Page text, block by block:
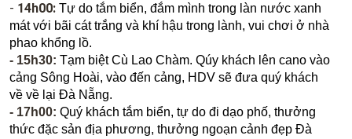
- 14h00: Tự do tắm biển, đắm mình trong làn nước xanh
mát với bãi cát trắng và khí hậu trong lành, vui chơi ở nhà
phao khổng lồ.
- 15h30:Tạm biệt Cù Lao Chàm. Qúy khách lên cano vào
cảng Sông Hoài, vào đến cảng, HDV sẽ đưa quý khách
về về lại Đà Nẵng.
- 17h00: Quý khách tắm biển, tự do đi dạo phố, thưởng
thức đặc sản địa phương, thưởng ngoạn cảnh đẹp Đà